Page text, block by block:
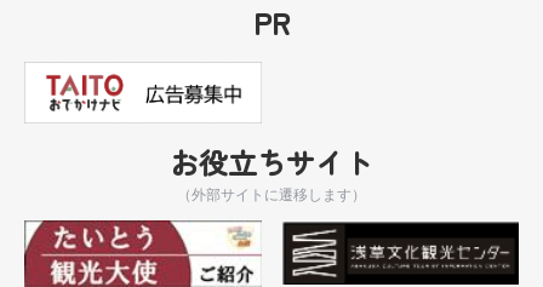
PR
お役立ちサイト
（外部サイトに遷移します）